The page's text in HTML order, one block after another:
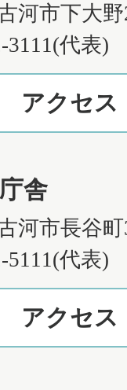
河市下大
3111(代表)
アクセス
舎
河市長谷
5111(代表)
アクセス